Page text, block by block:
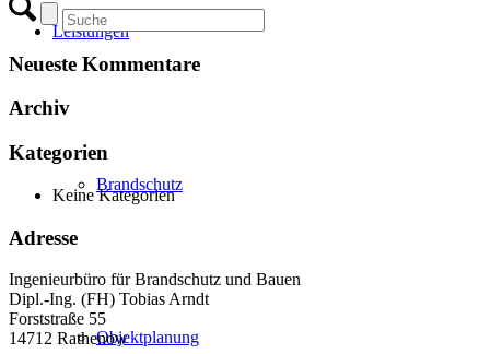
Leistungen
Brandschutz
Objektplanung
Neueste Kommentare
Archiv
Kategorien
Keine Kategorien
Adresse
Ingenieurbüro für Brandschutz und Bauen
Dipl.-Ing. (FH) Tobias Arndt
Forststraße 55
14712 Rathenow